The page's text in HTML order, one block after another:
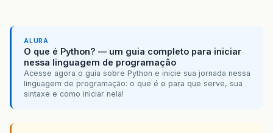
ALURA
O que é Python? — um guia completo para iniciar
nessa linguagem de programação
Acesse agora o guia sobre Python e inicie sua jornada nessa
linguagem de programação: o que é e para que serve, sua
sintaxe e como iniciar nela!